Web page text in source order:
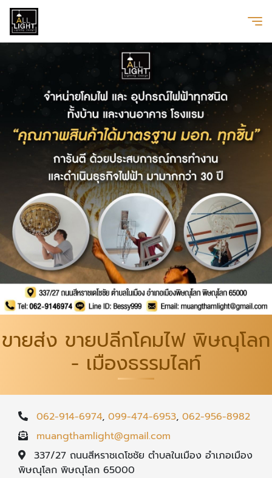
ขายส่ง ขายปลีกโคมไฟ พิษณุโลก
- เมืองธรรมไลท์
062-914-6974, 099-474-6953, 062-956-8982
muangthamlight@gmail.com
337/27 ถนนสีหราชเดโชชัย ตำบลในเมือง อำเภอเมือง
พิษณุโลก พิษณุโลก 65000